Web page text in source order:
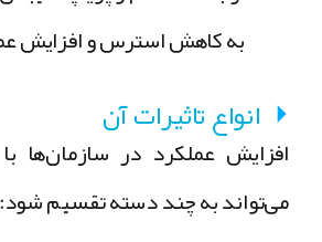
به کاهش استرس و افزایش
انواع تاثیرات آن
افزایش عملکرد در سازمان‌ها
می‌تواند به چند دسته تقسیم شود: